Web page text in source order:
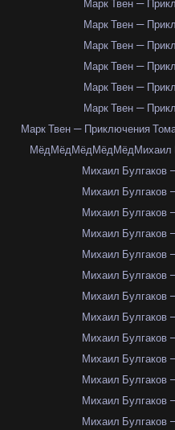
Марк Твен —
Марк Твен —
Марк Твен —
Марк Твен —
Марк Твен —
Марк Твен —
Марк Твен — Приключения
МёдМёдМёдМёдМёдМихаил
Михаил Булгаков
Михаил Булгаков
Михаил Булгаков
Михаил Булгаков
Михаил Булгаков
Михаил Булгаков
Михаил Булгаков
Михаил Булгаков
Михаил Булгаков
Михаил Булгаков
Михаил Булгаков
Михаил Булгаков
Михаил Булгаков